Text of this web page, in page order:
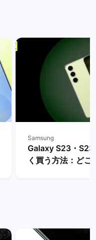
Samsung
Galaxy S23・
く買う方法：どこ